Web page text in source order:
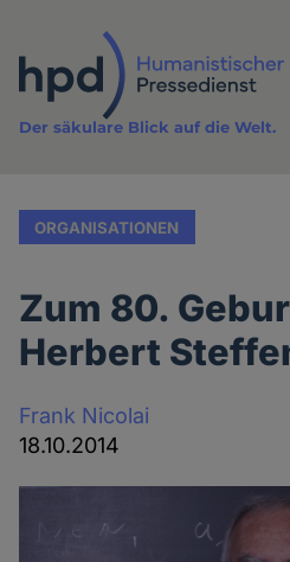
Inhalt
Der säkulare Blick auf die Welt.
ORGANISATIONEN
Zum 80.
Herbert
Frank Nicolai
18.10.2014